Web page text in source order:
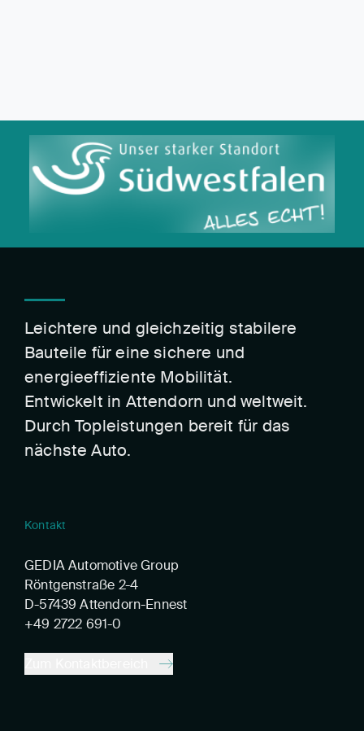
Leichtere und gleichzeitig stabilere
Bauteile für eine sichere und
energieeffiziente Mobilität.
Entwickelt in Attendorn und weltweit.
Durch Topleistungen bereit für das
nächste Auto.
Kontakt
GEDIA Automotive Group
Röntgenstraße 2-4
D-57439 Attendorn-Ennest
+49 2722 691-0